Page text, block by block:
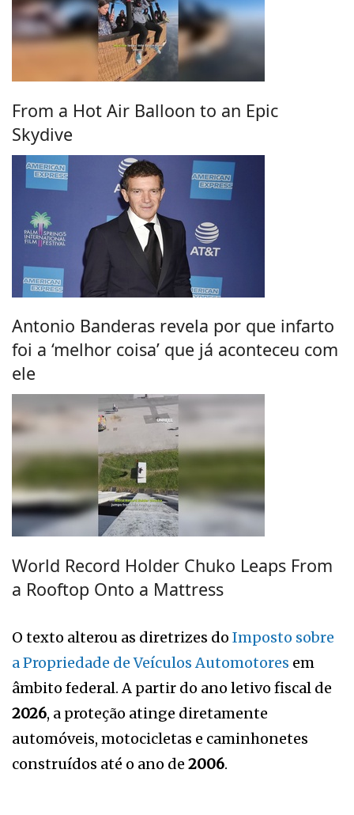
From a Hot Air Balloon to an Epic
Skydive
Antonio Banderas revela por que infarto
foi a ‘melhor coisa’ que já aconteceu com
ele
World Record Holder Chuko Leaps From
a Rooftop Onto a Mattress
O texto alterou as diretrizes do Imposto sobre
a Propriedade de Veículos Automotores em
âmbito federal. A partir do ano letivo fiscal de
2026, a proteção atinge diretamente
automóveis, motocicletas e caminhonetes
construídos até o ano de 2006.